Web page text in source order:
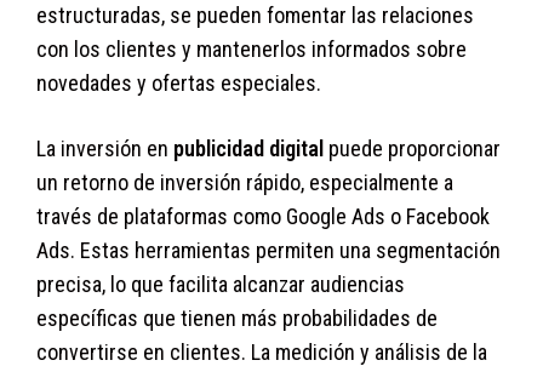
estructuradas, se pueden fomentar las relaciones
con los clientes y mantenerlos informados sobre
novedades y ofertas especiales.
La inversión en publicidad digital puede proporcionar
un retorno de inversión rápido, especialmente a
través de plataformas como Google Ads o Facebook
Ads. Estas herramientas permiten una segmentación
precisa, lo que facilita alcanzar audiencias
específicas que tienen más probabilidades de
convertirse en clientes. La medición y análisis de la